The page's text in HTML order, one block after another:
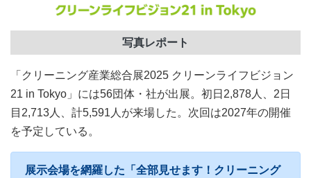
写真レポート
「クリーニング産業総合展2025 クリーンライフビジョン
21 in Tokyo」には56団体・社が出展。初日2,878人、2日
目2,713人、計5,591人が来場した。次回は2027年の開催
を予定している。
展示会場を網羅した「全部見せます！クリーニング